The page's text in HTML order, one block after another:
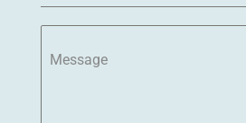
Message